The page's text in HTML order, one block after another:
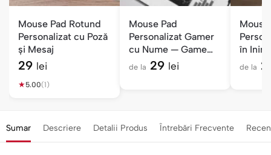
Mouse Pad Rotund
Personalizat cu Poză
și Mesaj
29 lei
★5.00(1)
Mouse Pad
Personalizat Gamer
cu Nume — Game
Mode ON
de la 29 lei
în
Iubire
de la
Sumar Descriere Detalii Produs Întrebări Frecvente